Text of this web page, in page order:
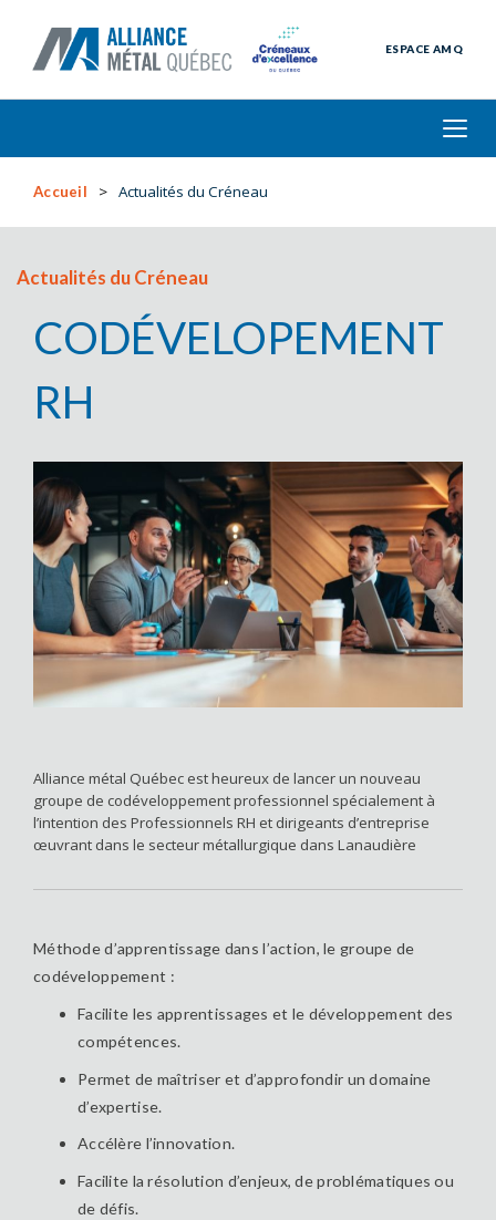
ESPACE AMQ
Accueil Actualités du Créneau
Actualités du Créneau
CODÉVELOPEMENT
RH
Alliance métal Québec est heureux de lancer un nouveau
groupe de codéveloppement professionnel spécialement à
l’intention des Professionnels RH et dirigeants d’entreprise
œuvrant dans le secteur métallurgique dans Lanaudière
Méthode d’apprentissage dans l’action, le groupe de
codéveloppement :
Facilite les apprentissages et le développement des
compétences.
Permet de maîtriser et d’approfondir un domaine
d’expertise.
Accélère l’innovation.
Facilite la résolution d’enjeux, de problématiques ou
de défis.